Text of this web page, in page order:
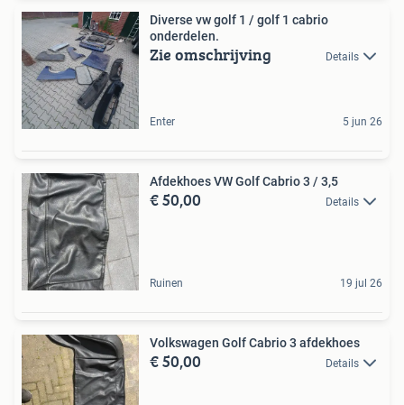
Diverse vw golf 1 / golf 1 cabrio
onderdelen.
Zie omschrijving Details
Enter 5 jun 26
Afdekhoes VW Golf Cabrio 3 / 3,5
€ 50,00 Details
Ruinen 19 jul 26
Volkswagen Golf Cabrio 3 afdekhoes
€ 50,00 Details